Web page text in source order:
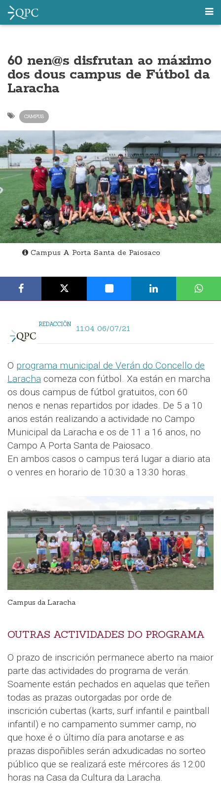
60 nen@s disfrutan ao máximo
dos dous campus de Fútbol da
Laracha
CAMPUS
Campus A Porta Santa de Paiosaco
REDACCIÓN 11:04 06/07/21
O programa municipal de Verán do Concello de
Laracha comeza con fútbol. Xa están en marcha
os dous campus de fútbol gratuitos, con 60
nenos e nenas repartidos por idades. De 5 a 10
anos están realizando a actividade no Campo
Municipal da Laracha e os de 11 a 16 anos, no
Campo A Porta Santa de Paiosaco.
En ambos casos o campus terá lugar a diario ata
o venres en horario de 10:30 a 13:30 horas.
Campus da Laracha
OUTRAS ACTIVIDADES DO PROGRAMA
O prazo de inscrición permanece aberto na maior
parte das actividades do programa de verán.
Soamente están pechados en aquelas que teñen
todas as prazas outorgadas por orde de
inscrición cubertas (karts, surf infantil e paintball
infantil) e no campamento summer camp, no
que hoxe é o último día para anotarse e as
prazas dispoñibles serán adxudicadas no sorteo
público que se realizará este mércores ás 12:00
horas na Casa da Cultura da Laracha.